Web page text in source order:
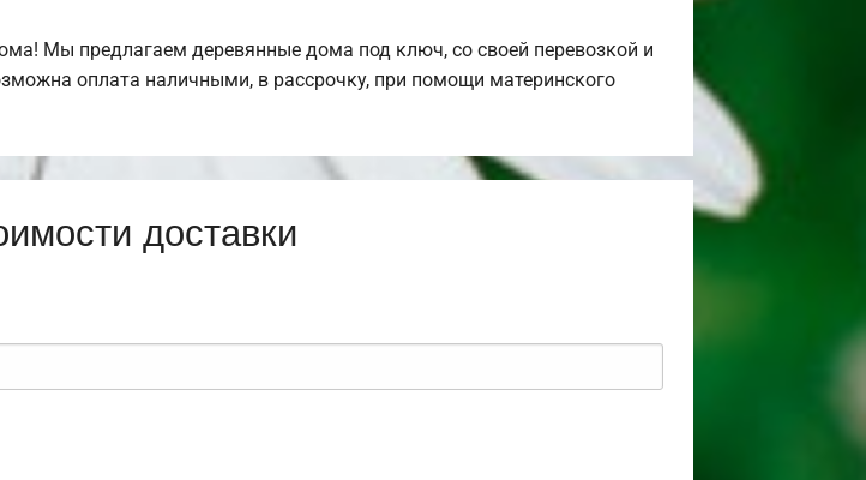
Мы предлагаем деревянные дома под ключ, со своей перевозкой и
оплата наличными, в рассрочку, при помощи материнского
доставки